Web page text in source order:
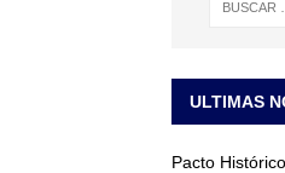
ULTIMAS
Pacto